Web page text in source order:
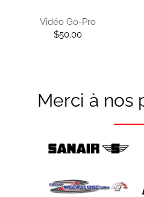
Vidéo Go-Pro
$50.00
Merci à nos